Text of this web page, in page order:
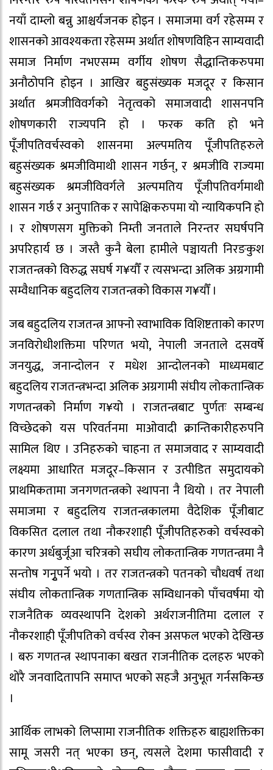
नयाँ दाम्लो बन्नु आश्चर्यजनक होइन । समाजमा वर्ग रहेसम्म र
शासनको आवश्यकता रहेसम्म अर्थात शोषणविहिन साम्यवादी
समाज निर्माण नभएसम्म वर्गीय शोषण सैद्धान्तिकरुपमा
अनौठोपनि होइन । आखिर बहुसंख्यक मजदूर र किसान
अर्थात श्रमजीविवर्गको नेतृत्वको समाजवादी शासनपनि
शोषणकारी राज्यपनि हो । फरक कति हो भने
पूँजीपतिवर्चस्वको शासनमा अल्पमतिय पूँजीपतिहरुले
बहुसंख्यक श्रमजीविमाथी शासन गर्छन्, र श्रमजीवि राज्यमा
बहुसंख्यक श्रमजीविवर्गले अल्पमतिय पूँजीपतिवर्गमाथी
शासन गर्छ र अनुपातिक र सापेक्षिकरुपमा यो न्यायिकपनि हो
। र शोषणसग मुक्तिको निम्ती जनताले निरन्तर सघर्षपनि
अपरिहार्य छ । जस्तै कुनै बेला हामीले पञ्चायती निरङकुश
राजतन्त्रको विरुद्ध सघर्ष ग¥यौँ र त्यसभन्दा अलिक अग्रगामी
सम्वैधानिक बहुदलिय राजतन्त्रको विकास ग¥यौँ ।
जब बहुदलिय राजतन्त्र आफ्नो स्वाभाविक विशिष्टताको कारण
जनविरोधीशक्तिमा परिणत भयो, नेपाली जनताले दसवर्षे
जनयुद्ध, जनान्दोलन र मधेश आन्दोलनको माध्यमबाट
बहुदलिय राजतन्त्रभन्दा अलिक अग्रगामी संघीय लोकतान्त्रिक
गणतन्त्रको निर्माण ग¥यो । राजतन्त्रबाट पुर्णतः सम्बन्ध
विच्छेदको यस परिवर्तनमा माओवादी क्रान्तिकारीहरुपनि
सामिल थिए । उनिहरुको चाहना त समाजवाद र साम्यवादी
लक्ष्यमा आधारित मजदूर–किसान र उत्पीडित समुदायको
प्राथमिकतामा जनगणतन्त्रको स्थापना नै थियो । तर नेपाली
समाजमा र बहुदलिय राजतन्त्रकालमा वैदेशिक पूँजीबाट
विकसित दलाल तथा नौकरशाही पूँजीपतिहरुको वर्चस्वको
कारण अर्धबुर्जूआ चरित्रको सघीय लोकतान्त्रिक गणतन्त्रमा नै
सन्तोष गनुृपर्ने भयो । तर राजतन्त्रको पतनको चौधवर्ष तथा
संघीय लोकतान्त्रिक गणतान्त्रिक सम्विधानको पाँचवर्षमा यो
राजनैतिक व्यवस्थापनि देशको अर्थराजनीतिमा दलाल र
नौकरशाही पूँजीपतिको वर्चस्व रोक्न असफल भएको देखिन्छ
। बरु गणतन्त्र स्थापनाका बखत राजनीतिक दलहरु भएको
थोरै जनवादितापनि समाप्त भएको सहजै अनुभूत गर्नसकिन्छ
।
आर्थिक लाभको लिप्सामा राजनीतिक शक्तिहरु बाह्यशक्तिका
सामू जसरी नत् भएका छन्, त्यसले देशमा फासीवादी र